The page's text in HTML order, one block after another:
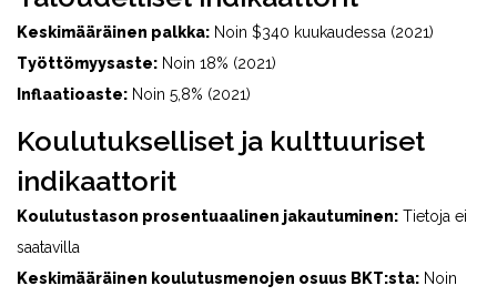
Keskimääräinen palkka: Noin $340 kuukaudessa (2021)
Työttömyysaste: Noin 18% (2021)
Inflaatioaste: Noin 5,8% (2021)
Koulutukselliset ja kulttuuriset
indikaattorit
Koulutustason prosentuaalinen jakautuminen: Tietoja ei
saatavilla
Keskimääräinen koulutusmenojen osuus BKT:sta: Noin